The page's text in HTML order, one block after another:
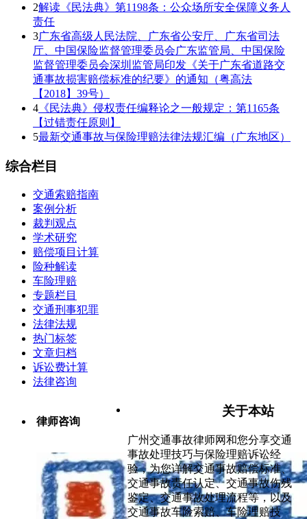
2解读《民法典》第1198条：公众场所安全保障义务人
责任
3广东省高级人民法院、广东省公安厅、广东省司法
厅、中国保险监督管理委员会广东监管局、中国保险
监督管理委员会深圳监管局印发《关于广东省道路交
通事故损害赔偿标准的纪要》的通知（粤高法
【2018】39号）
4 《民法典》侵权责任编释论之一般规定：第1165条
【过错责任原则】
5最新交通事故与保险理赔法律法规汇编（广东地区）
综合栏目
交通索赔指南
案例分析
裁判观点
学术研究
赔偿项目计算
险种解读
车险理赔
专题栏目
交通刑事犯罪
法律法规
热门标签
文章归档
诉讼费计算
法律咨询
律师咨询
关于本站
广州交通事故律师网和您分享交通
事故处理技巧与保险理赔诉讼经
验，为您详解交通事故赔偿标准、
交通事故责任认定、交通事故伤残
鉴定、交通事故处理流程等，以及
交通事故车险索赔、车险理赔技